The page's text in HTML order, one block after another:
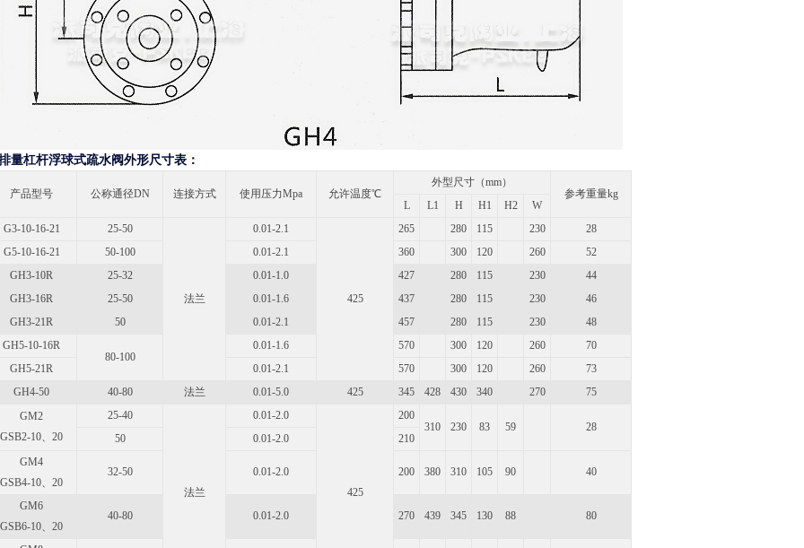
量杠杆浮球式疏水阀外形尺寸表：
产品型号 公称通径DN 连接方式 使用压力Mpa 允许温度℃
外型尺寸（mm）
参考重量kg
L
L1 H H1 H2
W
G3-10-16-21
25-50
法兰
0.01-2.1
425
265 280 115 230
28
G5-10-16-21
50-100 0.01-2.1 360 300 120 260
52
GH3-10R
25-32 0.01-1.0 427 280 115 230
44
GH3-16R
25-50 0.01-1.6 437 280 115 230
46
GH3-21R
50 0.01-2.1 457 280 115 230
48
GH5-10-16R
80-100
0.01-1.6 570 300 120 260
70
GH5-21R
0.01-2.1 570 300 120 260
73
GH4-50
40-80 法兰 0.01-5.0 425 345 428 430 340 270
75
GM2
GSB2-10、20
25-40
法兰
0.01-2.0
425
200
310
230 83 59
28
50
0.01-2.0
210
GM4
GSB4-10、20
32-50 0.01-2.0 200 380 310 105 90 40
GM6
GSB6-10、20
40-80 0.01-2.0 270 439 345 130 88 80